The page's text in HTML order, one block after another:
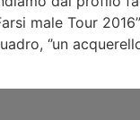
male Tour
‘’un